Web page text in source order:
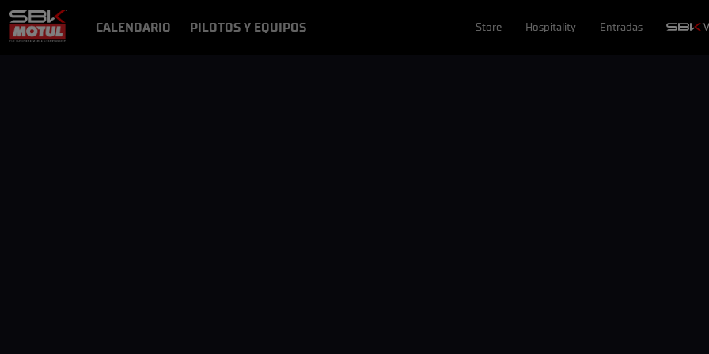
CALENDARIO PILOTOS Y EQUIPOS Store Hospitality Entradas